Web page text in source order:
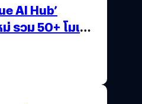
AI Hub’
รวม 50+ โมเดล